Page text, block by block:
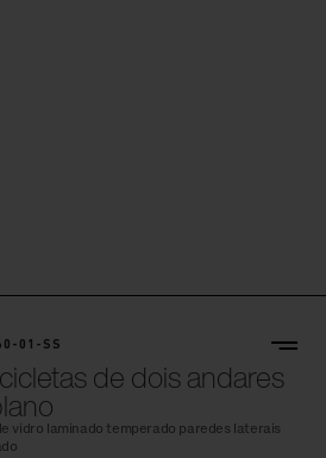
01-SS
de dois andares
vidro laminado temperado paredes laterais